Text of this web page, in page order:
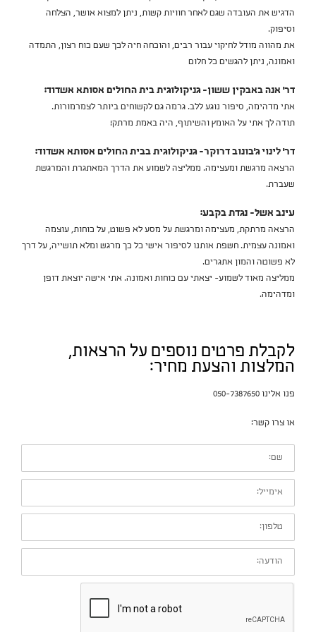
הדגיש את העובדה שגם לאחר חוויות קשות, ניתן למצוא אושר, הצלחה
וסיפוק.
את מהווה מודל לחיקוי עבור רבים, והוכחה חיה לכך שעם כוח רצון, התמדה
ואמונה, ניתן להגשים כל חלום
דר' אנה באבקין ששון- גניקולוגית בית החולים אסותא אשדוד:
אתי מדהימה, סיפור נוגע ללב. גרמה גם לקשוחים ביותר לצמרמורות.
תודה לך אתי על האומץ והשיתוף, היה באמת מרתק!
דר' לינוי ג'בונוב דרוקר- גניקולוגית בבית החולים אסותא אשדוד:
הרצאה מרגשת ומעצימה. ממליצה לשמוע את הדרך המאתגרת והמרגשת
שעברת.
עינב אשל- נגדת בקבע:
הרצאה מרתקת, מעצימה ומרגשת על מסע לא פשוט, על כוחות, עוצמה
ואמונה עצמית. חשפת אותנו לסיפור אישי כל כך מרגש ומלא תושייה, על דרך
לא פשוטה והמון אתגרים.
ממליצה מאוד לשמוע- יצאתי עם כוחות ואמונה. אתי אישה יוצאת דופן
ומדהימה.
לקבלת פרטים נוספים על הרצאות,
המלצות והצעת מחיר:
פנו אלינו 050-7387650
או צרו קשר:
שם:
אימייל:
טלפון:
הודעה: